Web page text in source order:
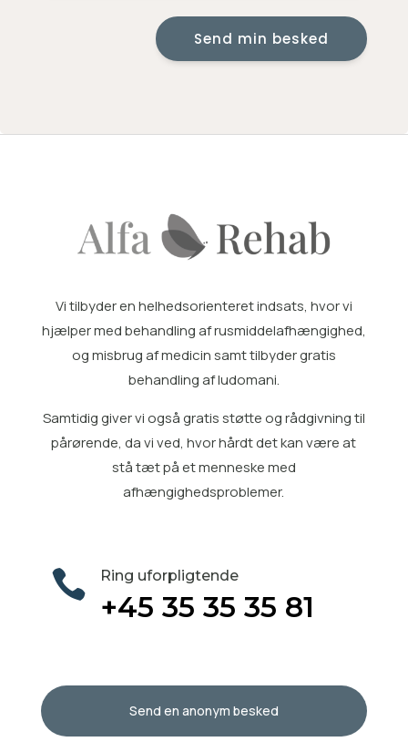
Send min besked
Vi tilbyder en helhedsorienteret indsats, hvor vi
hjælper medbehandling af rusmiddelafhængighed,
og misbrug af medicin samt tilbyder gratis
behandling af ludomani.
Samtidig giver vi også gratisstøtte og rådgivning til
pårørende, da vi ved, hvor hårdt det kan være at
stå tæt på et menneske med
afhængighedsproblemer.
 Ring uforpligtende
+45 35 35 35 81
Send en anonym besked